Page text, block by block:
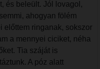
és beleült. Jól lovagol,
ahogyan fölém
előttem ringanak, sokszor
a mennyei ciciket, néha
Tia száját is
A póz alatt